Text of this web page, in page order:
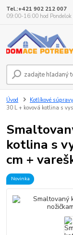
Tel.:+421 902 212 007
09:00-16:00 hod Pondelok
Úvod Kotlíkové súpravy
30 L + kovová kotlina s
kotlina s
cm +
Novinka